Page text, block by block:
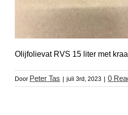
Olijfolievat RVS 15 liter met
Door Peter Tas juli 3rd, 2023 0